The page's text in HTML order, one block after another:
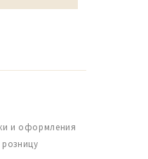
и оформления